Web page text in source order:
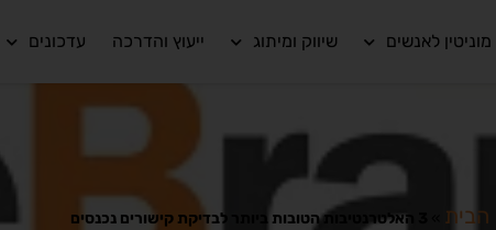
מוניטין לאנשים שיווק ומיתוג ייעוץ והדרכה עדכונים
הבית